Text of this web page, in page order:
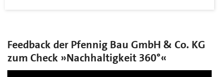
Feedback der Pfennig Bau GmbH & Co. KG
zum Check »Nachhaltigkeit 360°«